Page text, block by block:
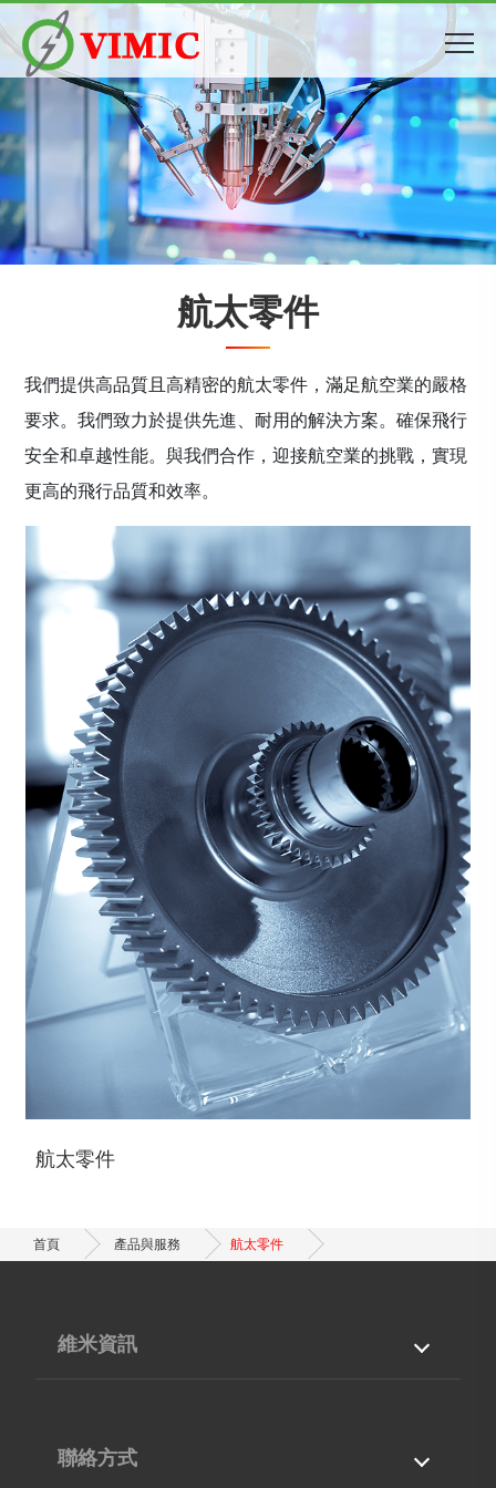
航太零件
我們提供高品質且高精密的航太零件，滿足航空業的嚴格
要求。我們致力於提供先進、耐用的解決方案。確保飛行
安全和卓越性能。與我們合作，迎接航空業的挑戰，實現
更高的飛行品質和效率。
航太零件
首頁 產品與服務 航太零件
維米資訊
專業能力
聯絡方式